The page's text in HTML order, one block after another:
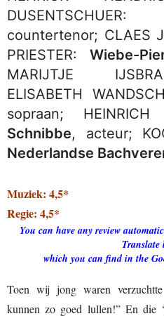
DUSENTSCHUER:
countertenor; CLAES
PRIESTER:Wiebe-
MARIJTJE
ELISABETH
sopraan; HEINRICH
Schnibbe, acteur;
Nederlandse
Muziek: 4,5*
Regie: 4,5*
You can have any review
Translate
which you can find in the
Toen wij jong waren
kunnen zo goed lullen!” En die